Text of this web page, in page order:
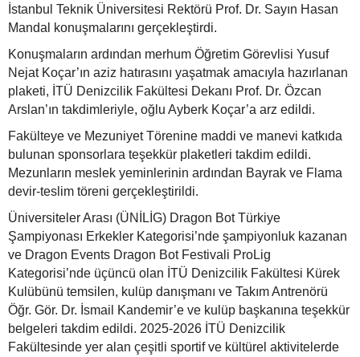
İstanbul Teknik Üniversitesi Rektörü Prof. Dr. Sayın Hasan
Mandal konuşmalarını gerçekleştirdi.
Konuşmaların ardından merhum Öğretim Görevlisi Yusuf
Nejat Koçar’ın aziz hatırasını yaşatmak amacıyla hazırlanan
plaketi, İTÜ Denizcilik Fakültesi Dekanı Prof. Dr. Özcan
Arslan’ın takdimleriyle, oğlu Ayberk Koçar’a arz edildi.
Fakülteye ve Mezuniyet Törenine maddi ve manevi katkıda
bulunan sponsorlara teşekkür plaketleri takdim edildi.
Mezunların meslek yeminlerinin ardından Bayrak ve Flama
devir-teslim töreni gerçekleştirildi.
Üniversiteler Arası (ÜNİLİG) Dragon Bot Türkiye
Şampiyonası Erkekler Kategorisi’nde şampiyonluk kazanan
ve Dragon Events Dragon Bot Festivali ProLig
Kategorisi’nde üçüncü olan İTÜ Denizcilik Fakültesi Kürek
Kulübünü temsilen, kulüp danışmanı ve Takım Antrenörü
Öğr. Gör. Dr. İsmail Kandemir’e ve kulüp başkanına teşekkür
belgeleri takdim edildi. 2025-2026 İTÜ Denizcilik
Fakültesinde yer alan çeşitli sportif ve kültürel aktivitelerde